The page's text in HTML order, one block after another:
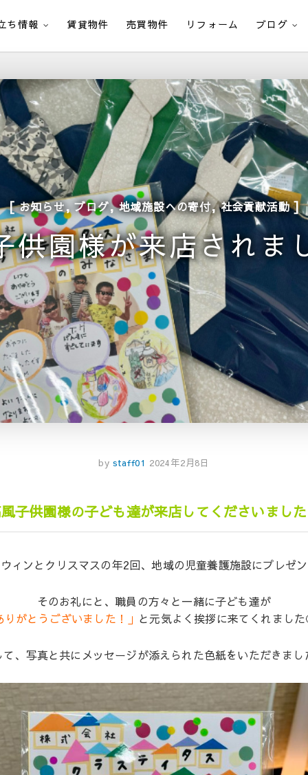
ち情報 賃貸物件 売買物件 リフォーム ブログ
お知らせ,ブログ,地域施設への寄付,社会貢献活動
供園様が来店されま
by staff01 2024年2月8日
子供園様の子ども達が来店してくださいまし
ィンとクリスマスの年2回、地域の児童養護施設にプレゼ
そのお礼にと、職員の方々と一緒に子ども達が
りがとうございました！」 と元気よく挨拶に来てくれました
て、写真と共にメッセージが添えられた色紙をいただきまし